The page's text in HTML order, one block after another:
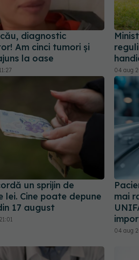
diagnostic
Am cinci tumori și
la oase
04 aug
un sprijin de
lei. Cine poate depune
17 august
mai
04 aug